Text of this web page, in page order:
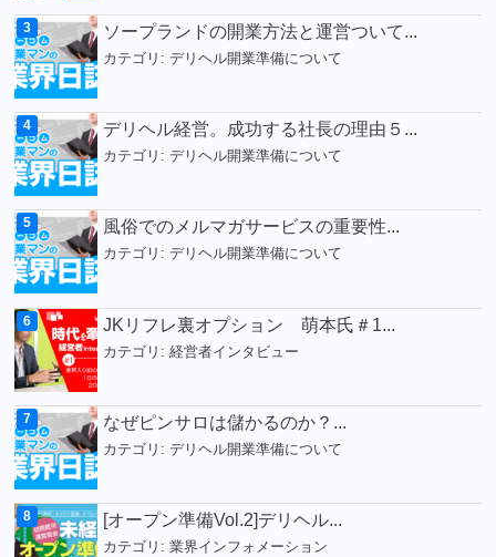
ソープランドの開業方法と運営ついて...
カテゴリ:デリヘル開業準備について
デリヘル経営。成功する社長の理由５...
カテゴリ:デリヘル開業準備について
風俗でのメルマガサービスの重要性...
カテゴリ:デリヘル開業準備について
JKリフレ裏オプション 萌本氏＃1...
カテゴリ:経営者インタビュー
なぜピンサロは儲かるのか？...
カテゴリ:デリヘル開業準備について
[オープン準備Vol.2]デリヘル...
カテゴリ:業界インフォメーション